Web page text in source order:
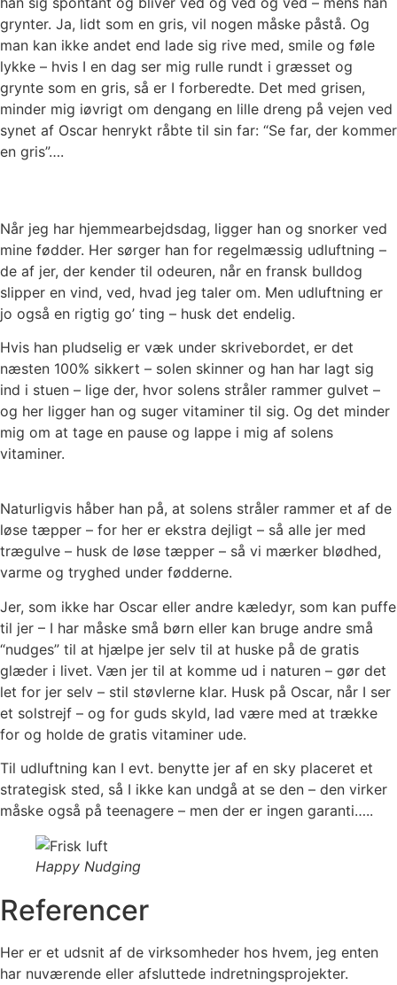
grynter. Ja, lidt som en gris, vil nogen måske påstå. Og
man kan ikke andet end lade sig rive med, smile og føle
lykke – hvis I en dag ser mig rulle rundt i græsset og
grynte som en gris, så er I forberedte. Det med grisen,
minder mig iøvrigt om dengang en lille dreng på vejen ved
synet af Oscar henrykt råbte til sin far: “Se far, der kommer
en gris”….
Når jeg har hjemmearbejdsdag, ligger han og snorker ved
mine fødder. Her sørger han for regelmæssig udluftning –
de af jer, der kender til odeuren, når en fransk bulldog
slipper en vind, ved, hvad jeg taler om. Men udluftning er
jo også en rigtig go’ ting – husk det endelig.
Hvis han pludselig er væk under skrivebordet, er det
næsten 100% sikkert – solen skinner og han har lagt sig
ind i stuen – lige der, hvor solens stråler rammer gulvet –
og her ligger han og suger vitaminer til sig. Og det minder
mig om at tage en pause og lappe i mig af solens
vitaminer.
Naturligvis håber han på, at solens stråler rammer et af de
løse tæpper – for her er ekstra dejligt – så alle jer med
trægulve – husk de løse tæpper – så vi mærker blødhed,
varme og tryghed under fødderne.
Jer, som ikke har Oscar eller andre kæledyr, som kan puffe
til jer – I har måske små børn eller kan bruge andre små
“nudges” til at hjælpe jer selv til at huske på de gratis
glæder i livet. Væn jer til at komme ud i naturen – gør det
let for jer selv – stil støvlerne klar. Husk på Oscar, når I ser
et solstrejf – og for guds skyld, lad være med at trække
for og holde de gratis vitaminer ude.
Til udluftning kan I evt. benytte jer af en sky placeret et
strategisk sted, så I ikke kan undgå at se den – den virker
måske også på teenagere – men der er ingen garanti…..
Happy Nudging
Referencer
Her er et udsnit af de virksomheder hos hvem, jeg enten
har nuværende eller afsluttede indretningsprojekter.